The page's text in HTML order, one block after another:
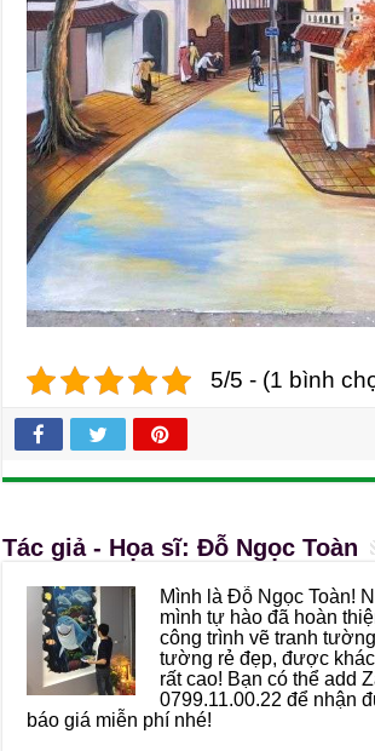
5/5 - (1 bình
Tác giả - Họa sĩ: Đỗ Ngọc Toàn
Mình là Đỗ Ngọc Toàn!
mình tự hào đã hoàn
công trình vẽ tranh
tường rẻ đẹp, được
rất cao! Bạn có thể add
0799.11.00.22 để nhận
báo giá miễn phí nhé!